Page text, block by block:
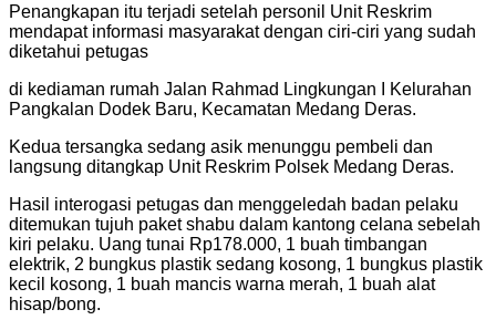
Penangkapan itu terjadi setelah personil Unit Reskrim
mendapat informasi masyarakat dengan ciri-ciri yang sudah
diketahui petugas
di kediaman rumah Jalan Rahmad Lingkungan I Kelurahan
Pangkalan Dodek Baru, Kecamatan Medang Deras.
Kedua tersangka sedang asik menunggu pembeli dan
langsung ditangkap Unit Reskrim Polsek Medang Deras.
Hasil interogasi petugas dan menggeledah badan pelaku
ditemukan tujuh paket shabu dalam kantong celana sebelah
kiri pelaku. Uang tunai Rp178.000, 1 buah timbangan
elektrik, 2 bungkus plastik sedang kosong, 1 bungkus plastik
kecil kosong, 1 buah mancis warna merah, 1 buah alat
hisap/bong.